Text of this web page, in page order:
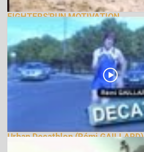
FIGHTERS'RUN MOTIVATION
139505 Nézetek
Urban Decathlon (Rémi GAILLARD)